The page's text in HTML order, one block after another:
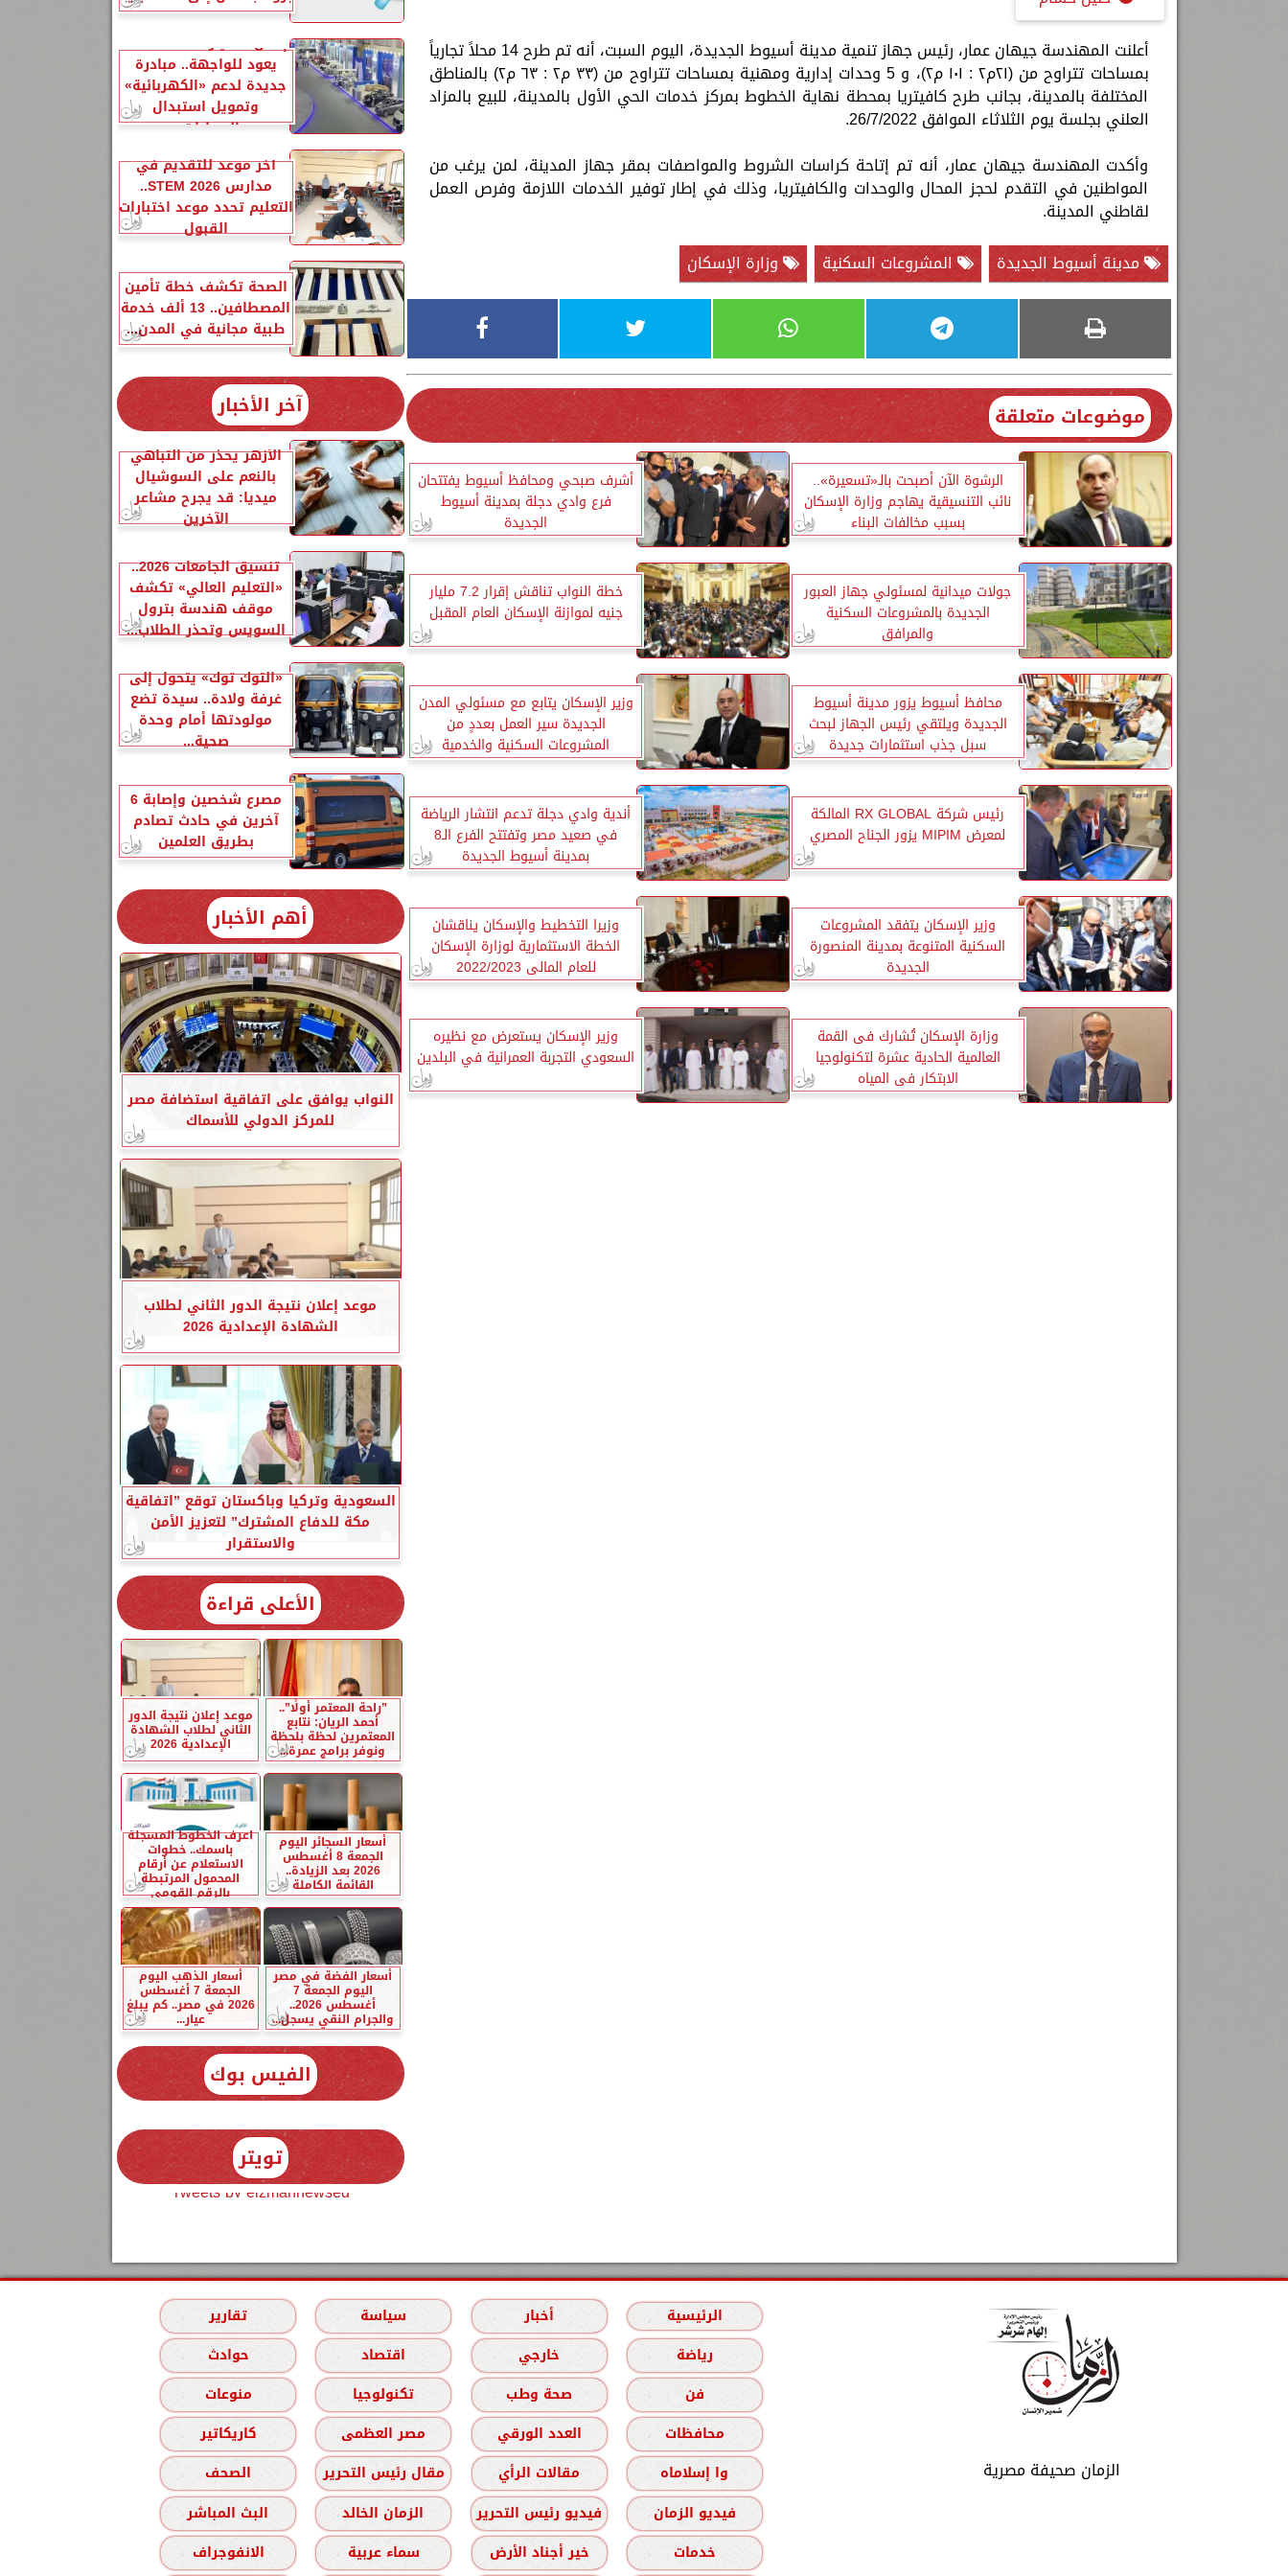
أعلنت المهندسة جيهان عمار، رئيس جهاز تنمية مدينة أسيوط الجديدة، اليوم السبت، أنه تم طرح 14 محلاً تجارياً
بمساحات تتراوح من (٢١م٢ : ١٠١ م٢)، و 5 وحدات إدارية ومهنية بمساحات تتراوح من (٣٣ م٢ : ٦٣ م٢) بالمناطق
المختلفة بالمدينة، بجانب طرح كافيتريا بمحطة نهاية الخطوط بمركز خدمات الحي الأول بالمدينة، للبيع بالمزاد
العلني بجلسة يوم الثلاثاء الموافق 26/7/2022.
وأكدت المهندسة جيهان عمار، أنه تم إتاحة كراسات الشروط والمواصفات بمقر جهاز المدينة، لمن يرغب من
المواطنين في التقدم لحجز المحال والوحدات والكافيتريا، وذلك في إطار توفير الخدمات اللازمة وفرص العمل
لقاطني المدينة.
مدينة أسيوط الجديدة
المشروعات السكنية وزارة الإسكان
موضوعات متعلقة
الرشوة الآن أصبحت بالـ«تسعيرة»..
نائب التنسيقية يهاجم وزارة الإسكان
بسبب مخالفات البناء
أشرف صبحي ومحافظ أسيوط يفتتحان
فرع وادي دجلة بمدينة أسيوط
الجديدة
جولات ميدانية لمسئولي جهاز العبور
الجديدة بالمشروعات السكنية
والمرافق
خطة النواب تناقش إقرار 7.2 مليار
جنيه لموازنة الإسكان العام المقبل
محافظ أسيوط يزور مدينة أسيوط
الجديدة ويلتقي رئيس الجهاز لبحث
سبل جذب استثمارات جديدة
وزير الإسكان يتابع مع مسئولي المدن
الجديدة سير العمل بعددٍ من
المشروعات السكنية والخدمية
رئيس شركة RX GLOBAL المالكة
لمعرض MIPIM يزور الجناح المصري
أندية وادي دجلة تدعم انتشار الرياضة
في صعيد مصر وتفتتح الفرع الـ8
بمدينة أسيوط الجديدة
وزير الإسكان يتفقد المشروعات
السكنية المتنوعة بمدينة المنصورة
الجديدة
وزيرا التخطيط والإسكان يناقشان
الخطة الاستثمارية لوزارة الإسكان
للعام المالى 2022/2023
وزارة الإسكان تُشارك فى القمة
العالمية الحادية عشرة لتكنولوجيا
الابتكار فى المياه
وزير الإسكان يستعرض مع نظيره
السعودي التجربة العمرانية في البلدين
إحلال السيارات المتهالكة
يعود للواجهة.. مبادرة
جديدة لدعم «الكهربائية»
وتمويل استبدال
السيارات...
آخر موعد للتقديم في
مدارس STEM 2026..
التعليم تحدد موعد اختبارات
القبول
الصحة تكشف خطة تأمين
المصطافين.. 13 ألف خدمة
طبية مجانية في المدن...
آخر الأخبار
الأزهر يحذر من التباهي
بالنعم على السوشيال
ميديا: قد يجرح مشاعر
الآخرين
تنسيق الجامعات 2026..
«التعليم العالي» تكشف
موقف هندسة بترول
السويس وتحذر الطلاب...
«التوك توك» يتحول إلى
غرفة ولادة.. سيدة تضع
مولودتها أمام وحدة
صحية...
مصرع شخصين وإصابة 6
آخرين في حادث تصادم
بطريق العلمين
أهم الأخبار
النواب يوافق على اتفاقية استضافة مصر
للمركز الدولي للأسماك
موعد إعلان نتيجة الدور الثاني لطلاب
الشهادة الإعدادية 2026
السعودية وتركيا وباكستان توقع ”اتفاقية
مكة للدفاع المشترك” لتعزيز الأمن
والاستقرار
الأعلى قراءة
”راحة المعتمر أولًا”..
أحمد الريان: نتابع
المعتمرين لحظة بلحظة
ونوفر برامج عمرة...
موعد إعلان نتيجة الدور
الثاني لطلاب الشهادة
الإعدادية 2026
أسعار السجائر اليوم
الجمعة 8 أغسطس
2026 بعد الزيادة..
القائمة الكاملة
اعرف الخطوط المسجلة
باسمك.. خطوات
الاستعلام عن أرقام
المحمول المرتبطة
بالرقم القومي
أسعار الفضة في مصر
اليوم الجمعة 7
أغسطس 2026..
والجرام النقي يسجل...
أسعار الذهب اليوم
الجمعة 7 أغسطس
2026 في مصر.. كم يبلغ
عيار...
الفيس بوك
تويتر
Tweets by elzmannewseg
الزمان صحيفة مصرية
الرئيسية أخبار سياسة
تقارير
رياضة
خارجي اقتصاد
حوادث
فن
صحة وطب تكنولوجيا
منوعات
محافظات
العدد الورقي مصر العظمى
كاريكاتير
وا إسلاماه
مقالات الرأي مقال رئيس التحرير
الصحف
فيديو الزمان
فيديو رئيس التحرير الزمان الخالد
البث المباشر
خدمات
خير أجناد الأرض سماء عربية الانفوجراف